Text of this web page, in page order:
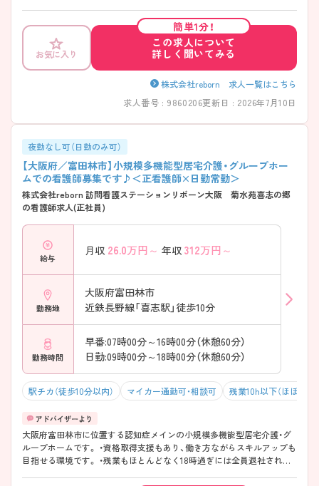
お気に入り
簡単1分！
この求人について
詳しく聞いてみる
株式会社reborn 求人一覧はこちら
求人番号 : 9860206更新日 : 2026年7月10日
夜勤なし可（日勤のみ可）
【大阪府／富田林市】小規模多機能型居宅介護・グループホー
ムでの看護師募集です♪＜正看護師×日勤常勤＞
株式会社reborn 訪問看護ステーションリボーン大阪 菊水苑喜志の郷
の看護師求人(正社員)
給与
月収 26.0万円～ 年収 312万円～
勤務地
大阪府富田林市
近鉄長野線「喜志駅」徒歩10分
勤務時間
早番:07時00分～16時00分（休憩60分）
日勤:09時00分～18時00分（休憩60分）
駅チカ（徒歩10分以内） マイカー通勤可・相談可 残業10h以下（ほぼなし）
大阪府富田林市に位置する認知症メインの小規模多機能型居宅介護・グ
ループホームです。 ・資格取得支援もあり、働き方ながらスキルアップも
目指せる環境です。 ・残業もほとんどなく18時過ぎには全員退社されて